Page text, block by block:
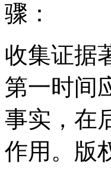
骤：
收集证据
第一时间
事实，在
作用。版